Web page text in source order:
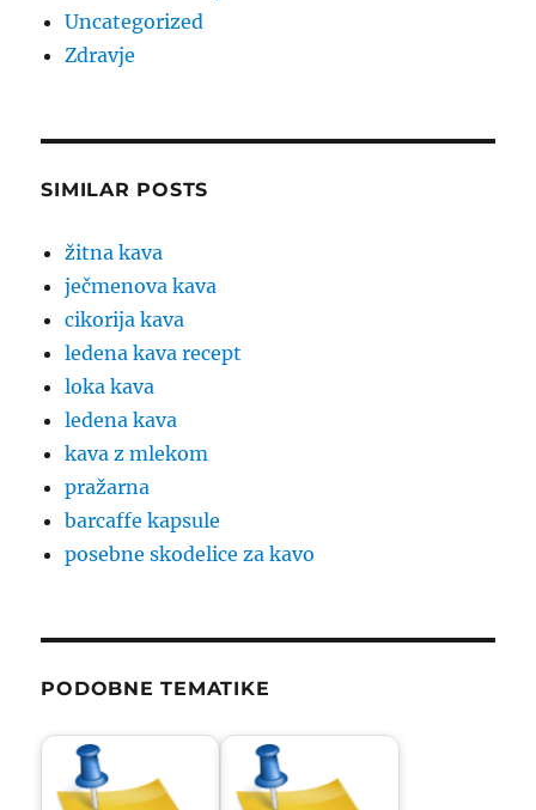
Uncategorized
Zdravje
SIMILAR POSTS
žitna kava
ječmenova kava
cikorija kava
ledena kava recept
loka kava
ledena kava
kava z mlekom
pražarna
barcaffe kapsule
posebne skodelice za kavo
PODOBNE TEMATIKE